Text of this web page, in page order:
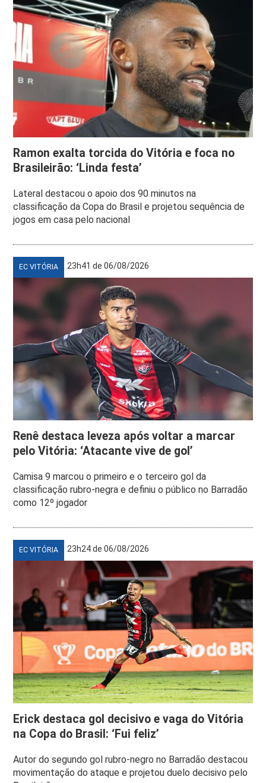
Ramon exalta torcida do Vitória e foca no
Brasileirão: ‘Linda festa’
Lateral destacou o apoio dos 90 minutos na
classificação da Copa do Brasil e projetou sequência de
jogos em casa pelo nacional
EC VITÓRIA 23h41 de 06/08/2026
Renê destaca leveza após voltar a marcar
pelo Vitória: ‘Atacante vive de gol’
Camisa 9 marcou o primeiro e o terceiro gol da
classificação rubro-negra e definiu o público no Barradão
como 12º jogador
EC VITÓRIA 23h24 de 06/08/2026
Erick destaca gol decisivo e vaga do Vitória
na Copa do Brasil: ‘Fui feliz’
Autor do segundo gol rubro-negro no Barradão destacou
movimentação do ataque e projetou duelo decisivo pelo